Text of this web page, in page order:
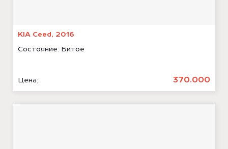
KIA Ceed, 2016
Состояние: Битое
Цена: 370.000